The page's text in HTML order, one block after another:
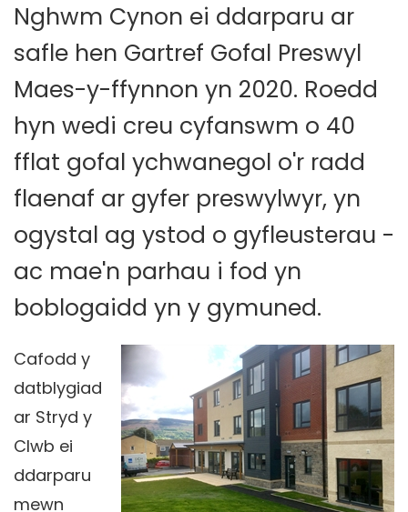
Nghwm Cynon ei ddarparu ar
safle hen Gartref Gofal Preswyl
Maes-y-ffynnon yn 2020. Roedd
hyn wedi creu cyfanswm o 40
fflat gofal ychwanegol o'r radd
flaenaf ar gyfer preswylwyr, yn
ogystal ag ystod o gyfleusterau -
ac mae'n parhau i fod yn
boblogaidd yn y gymuned.
Cafodd y
datblygiad
ar Stryd y
Clwb ei
ddarparu
mewn